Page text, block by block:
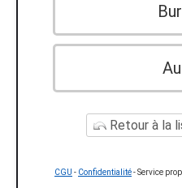
Retour à la
CGU - Confidentialité- Service